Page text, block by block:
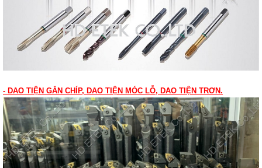
- DAO TIỆN GẮN CHÍP, DAO TIỆN MÓC LỖ, DAO TIỆN TRƠN.